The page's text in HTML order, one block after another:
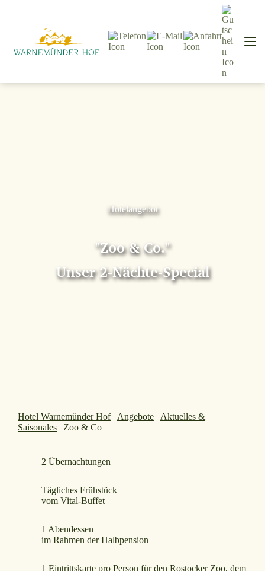
Hotelangebot
"Zoo & Co."
Unser 2-Nächte-Special
Hotel Warnemünder Hof| Angebote | Aktuelles &
Saisonales | Zoo & Co
2 Übernachtungen
Tägliches Frühstück
vom Vital-Buffet
1 Abendessen
im Rahmen der Halbpension
1 Eintrittskarte pro Person für den Rostocker Zoo, dem